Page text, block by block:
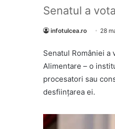
Senatul a
infotulcea.ro 28
Senatul României
Alimentare – o
procesatori sau
desființarea ei.